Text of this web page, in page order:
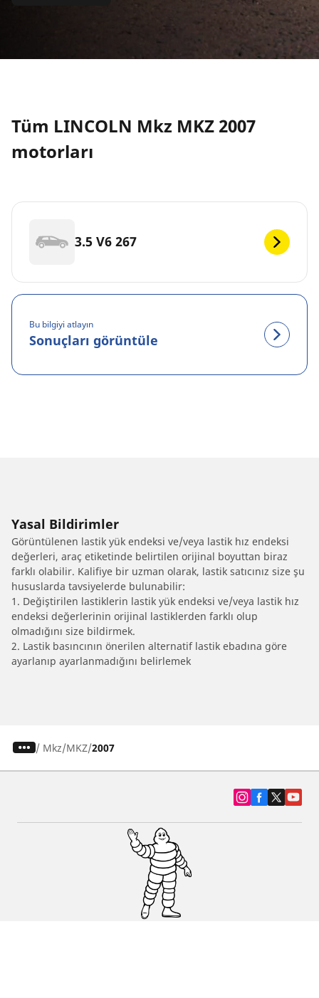
Tüm LINCOLN Mkz MKZ 2007
motorları
3.5 V6 267
Bu bilgiyi atlayın
Sonuçları görüntüle
Yasal Bildirimler
Görüntülenen lastik yük endeksi ve/veya lastik hız endeksi
değerleri, araç etiketinde belirtilen orijinal boyuttan biraz
farklı olabilir. Kalifiye bir uzman olarak, lastik satıcınız size şu
hususlarda tavsiyelerde bulunabilir:
1. Değiştirilen lastiklerin lastik yük endeksi ve/veya lastik hız
endeksi değerlerinin orijinal lastiklerden farklı olup
olmadığını size bildirmek.
2. Lastik basıncının önerilen alternatif lastik ebadına göre
ayarlanıp ayarlanmadığını belirlemek
/ Mkz MKZ 2007